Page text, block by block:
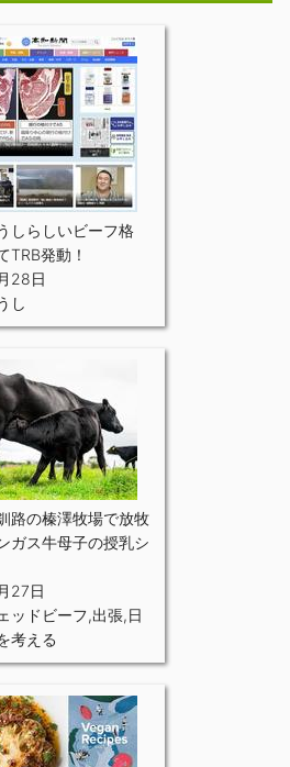
しらしいビーフ格
TRB発動！
28日
し
路の榛澤牧場で放牧
ガス牛母子の授乳シ
27日
ッドビーフ,出張,日
考える